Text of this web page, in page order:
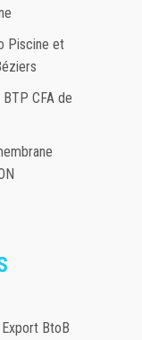
Piscine et
CFA de
BtoB